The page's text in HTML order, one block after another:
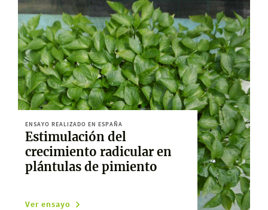
ENSAYO REALIZADO EN ESPAÑA
Estimulación del
crecimiento radicular en
plántulas de pimiento
Ver ensayo